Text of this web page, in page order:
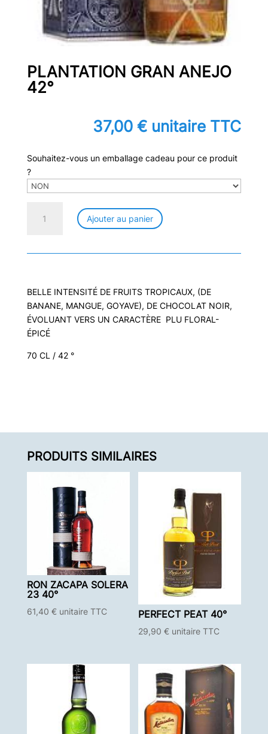
PLANTATION GRAN ANEJO
42°
37,00€ unitaire TTC
Souhaitez-vous un emballage cadeau pour ce produit
?
Ajouter au panier
BELLE INTENSITÉ DE FRUITS TROPICAUX, (DE
BANANE, MANGUE, GOYAVE), DE CHOCOLAT NOIR,
ÉVOLUANT VERS UN CARACTÈRE PLU FLORAL-
ÉPICÉ
70 CL / 42 °
PRODUITS SIMILAIRES
RON ZACAPA SOLERA
23 40°
61,40 € unitaire TTC PERFECT PEAT 40°
29,90€ unitaire TTC